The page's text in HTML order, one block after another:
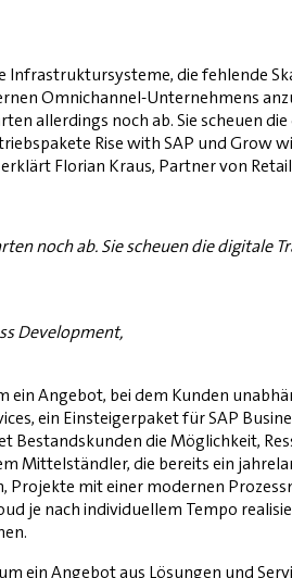
Infrastruktursysteme, die fehlende
Omnichannel-Unternehmens
allerdings noch ab. Sie scheuen
Rise with SAP und Grow
Florian Kraus, Partner von
noch ab. Sie scheuen die digitale
Development,
ein Angebot, bei dem Kunden
ein Einsteigerpaket für SAP
Bestandskunden die Möglichkeit,
Mittelständler, die bereits ein
Projekte mit einer modernen
je nach individuellem Tempo
ein Angebot aus Lösungen und